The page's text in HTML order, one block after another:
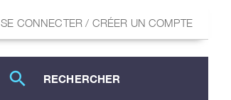
SE CONNECTER / CRÉER UN COMPTE
search RECHERCHER